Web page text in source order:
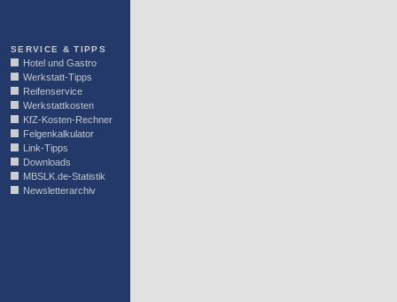
SERVICE & TIPPS
Hotel und Gastro
Werkstatt-Tipps
Reifenservice
Werkstattkosten
KfZ-Kosten-Rechner
Felgenkalkulator
Link-Tipps
Downloads
MBSLK.de-Statistik
Newsletterarchiv